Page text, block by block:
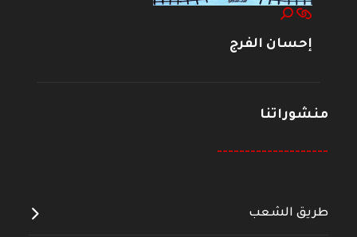
إحسان الفرج
منشوراتنا
--------------------
طريق الشعب